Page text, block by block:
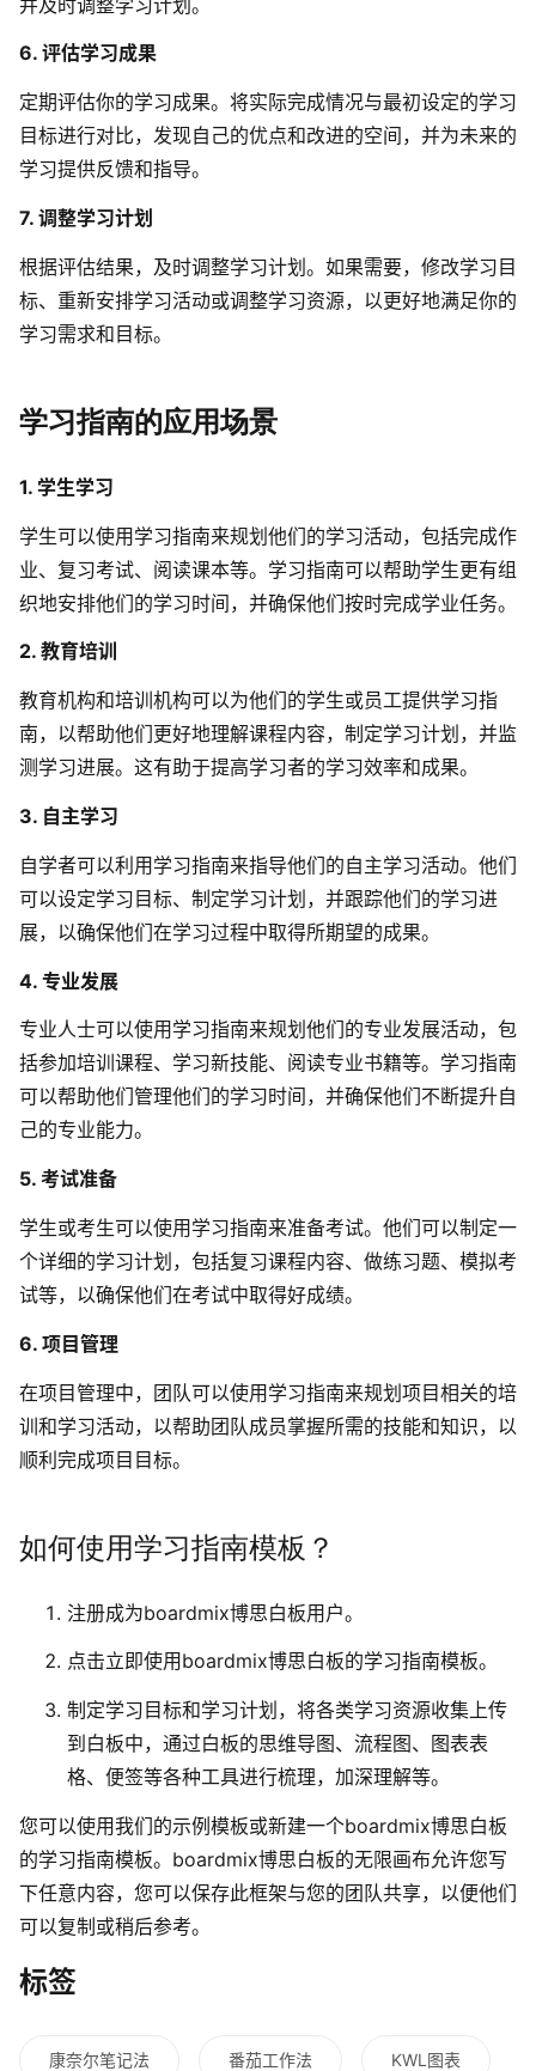
6. 评估学习成果
定期评估你的学习成果。将实际完成情况与最初设定的学习
目标进行对比，发现自己的优点和改进的空间，并为未来的
学习提供反馈和指导。
7. 调整学习计划
根据评估结果，及时调整学习计划。如果需要，修改学习目
标、重新安排学习活动或调整学习资源，以更好地满足你的
学习需求和目标。
学习指南的应用场景
1. 学生学习
学生可以使用学习指南来规划他们的学习活动，包括完成作
业、复习考试、阅读课本等。学习指南可以帮助学生更有组
织地安排他们的学习时间，并确保他们按时完成学业任务。
2. 教育培训
教育机构和培训机构可以为他们的学生或员工提供学习指
南，以帮助他们更好地理解课程内容，制定学习计划，并监
测学习进展。这有助于提高学习者的学习效率和成果。
3. 自主学习
自学者可以利用学习指南来指导他们的自主学习活动。他们
可以设定学习目标、制定学习计划，并跟踪他们的学习进
展，以确保他们在学习过程中取得所期望的成果。
4. 专业发展
专业人士可以使用学习指南来规划他们的专业发展活动，包
括参加培训课程、学习新技能、阅读专业书籍等。学习指南
可以帮助他们管理他们的学习时间，并确保他们不断提升自
己的专业能力。
5. 考试准备
学生或考生可以使用学习指南来准备考试。他们可以制定一
个详细的学习计划，包括复习课程内容、做练习题、模拟考
试等，以确保他们在考试中取得好成绩。
6. 项目管理
在项目管理中，团队可以使用学习指南来规划项目相关的培
训和学习活动，以帮助团队成员掌握所需的技能和知识，以
顺利完成项目目标。
如何使用学习指南模板？
注册成为boardmix博思白板用户。
点击立即使用boardmix博思白板的学习指南模板。
制定学习目标和学习计划，将各类学习资源收集上传
到白板中，通过白板的思维导图、流程图、图表表
格、便签等各种工具进行梳理，加深理解等。
您可以使用我们的示例模板或新建一个boardmix博思白板
的学习指南模板。boardmix博思白板的无限画布允许您写
下任意内容，您可以保存此框架与您的团队共享，以便他们
可以复制或稍后参考。
标签
康奈尔笔记法 番茄工作法 KWL图表